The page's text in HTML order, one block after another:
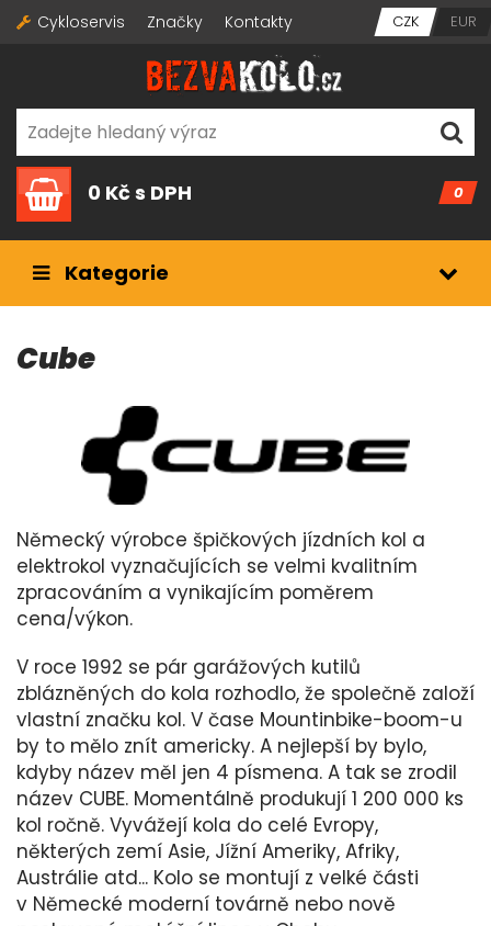
Cykloservis Značky Kontakty CZK EUR
0
0 Kčs DPH
Kategorie
Cube
Německý výrobce špičkových jízdních kol a
elektrokol vyznačujících se velmi kvalitním
zpracováním a vynikajícím poměrem
cena/výkon.
V roce 1992 se pár garážových kutilů
zblázněných do kola rozhodlo, že společně založí
vlastní značku kol. V čase Mountinbike-boom-u
by to mělo znít americky. A nejlepší by bylo,
kdyby název měl jen 4 písmena. A tak se zrodil
název CUBE. Momentálně produkují 1 200 000 ks
kol ročně. Vyvážejí kola do celé Evropy,
některých zemí Asie, Jížní Ameriky, Afriky,
Austrálie atd... Kolo se montují z velké části
v Německé moderní továrně nebo nově